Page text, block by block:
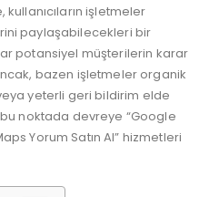
kullanıcıların işletmeler
paylaşabilecekleri bir
potansiyel müşterilerin karar
bazen işletmeler organik
yeterli geri bildirim elde
noktada devreye “Google
Yorum Satın Al” hizmetleri